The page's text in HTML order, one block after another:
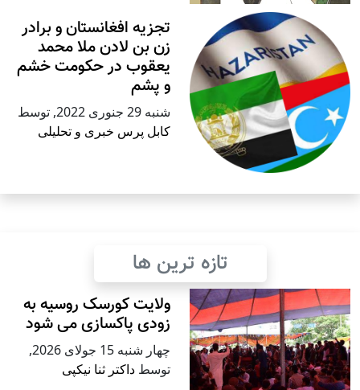
تجزیه افغانستان و برادر
زن بن لادن ملا محمد
یعقوب در حکومت خشم
و پشم
شنبه 29 جنوری 2022 , توسط
کابل پرس خبری و تحلیلی
تازه ترین ها
ولایت کورسک روسیه به
زودی پاکسازی می شود
چهار شنبه 15 جولای 2026
,
توسط داکتر ثنا نیکپی